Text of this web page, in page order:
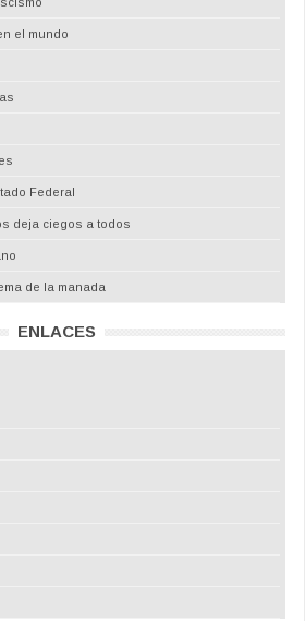
el mundo
Federal
deja ciegos a todos
de la manada
ENLACES